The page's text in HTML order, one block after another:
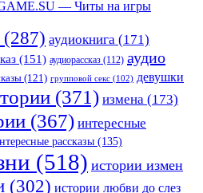
(287) аудиокнига (171)
(151) аудиорассказ (112) аудио
(121) групповой секс (102) девушки
(371) измена (173)
(367) интересные
рассказы (135)
(518) истории измен
(302) истории любви до слез